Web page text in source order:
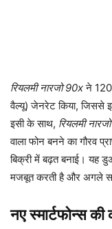
रियलमी नारजो 90xने 120
वैल्यू) जेनरेट किया, जिससे
इसी के साथ, रियलमी
वाला फोन बनने का गौरव
बिक्री में बढ़त बनाई। यह
मजबूत करती है और अगले
नए स्मार्टफोन्स